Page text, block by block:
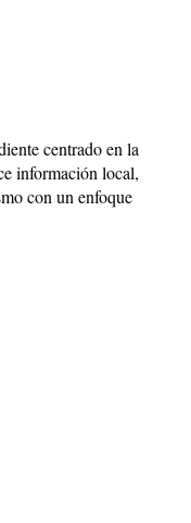
centrado en la
información local,
con un enfoque